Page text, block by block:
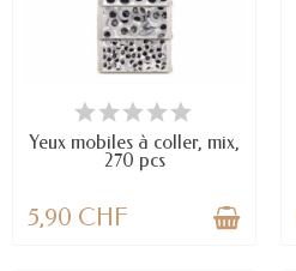
EN STOCK
Yeux mobiles à coller, mix,
270 pcs
5,90 CHF